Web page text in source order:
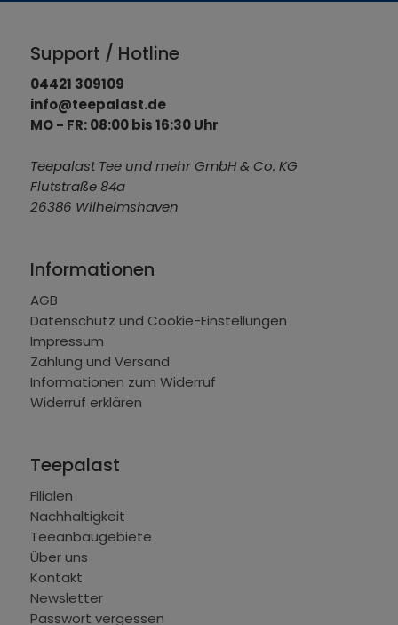
Support / Hotline
04421 309109
info@teepalast.de
MO - FR: 08:00 bis 16:30 Uhr
Teepalast Tee und mehr GmbH & Co. KG
Flutstraße 84a
26386 Wilhelmshaven
Informationen
AGB
Datenschutz und Cookie-Einstellungen
Impressum
Zahlung und Versand
Informationen zum Widerruf
Widerruf erklären
Teepalast
Filialen
Nachhaltigkeit
Teeanbaugebiete
Über uns
Kontakt
Newsletter
Passwort vergessen